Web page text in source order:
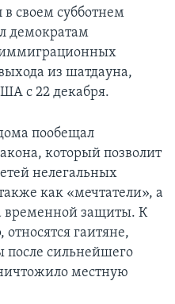
своем субботнем
демократам
из шатдауна,
с 22 декабря.
пообещал
который позволит
нелегальных
как «мечтатели», а
временной защиты. К
гаитяне,
после сильнейшего
местную